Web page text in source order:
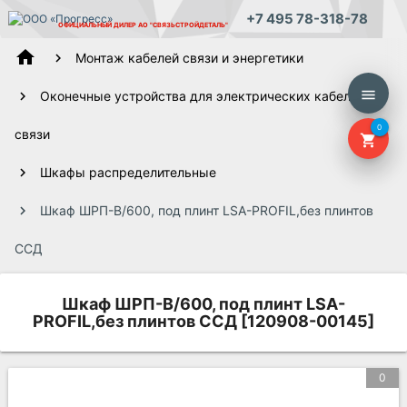
ОФИЦИАЛЬНЫЙ ДИЛЕР АО "СВЯЗЬСТРОЙДЕТАЛЬ" +7 495 78-318-78
menu
shopping_cart
0
home Монтаж кабелей связи и энергетики
Оконечные устройства для электрических кабелей
связи
Шкафы распределительные
Шкаф ШРП-В/600, под плинт LSA-PROFIL,без плинтов
ССД
Шкаф ШРП-В/600, под плинт LSA-
PROFIL,без плинтов ССД [120908-00145]
0